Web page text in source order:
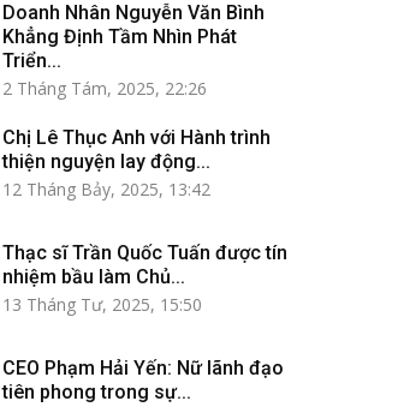
Doanh Nhân Nguyễn Văn Bình
Khẳng Định Tầm Nhìn Phát
Triển...
2 Tháng Tám, 2025, 22:26
Chị Lê Thục Anh với Hành trình
thiện nguyện lay động...
12 Tháng Bảy, 2025, 13:42
Thạc sĩ Trần Quốc Tuấn được tín
nhiệm bầu làm Chủ...
13 Tháng Tư, 2025, 15:50
CEO Phạm Hải Yến: Nữ lãnh đạo
tiên phong trong sự...